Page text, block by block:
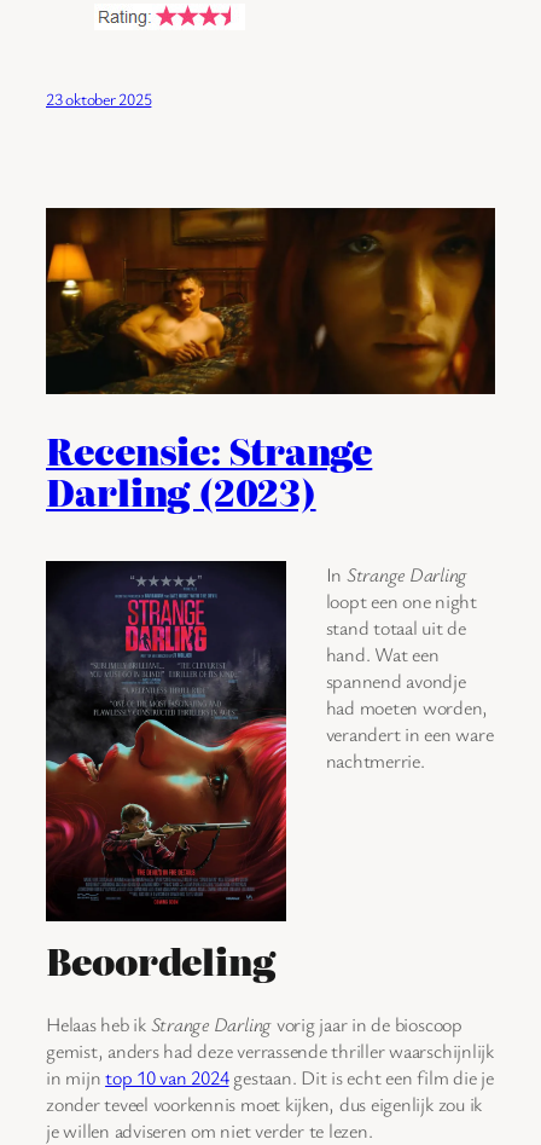
23 oktober 2025
Recensie: Strange
Darling (2023)
In Strange Darling
loopt een one night
stand totaal uit de
hand. Wat een
spannend avondje
had moeten worden,
verandert in een ware
nachtmerrie.
Beoordeling
Helaas heb ikStrange Darlingvorig jaar in de bioscoop
gemist, anders had deze verrassende thriller waarschijnlijk
in mijntop 10 van 2024gestaan. Dit is echt een film die je
zonder teveel voorkennis moet kijken, dus eigenlijk zou ik
je willen adviseren om niet verder te lezen.